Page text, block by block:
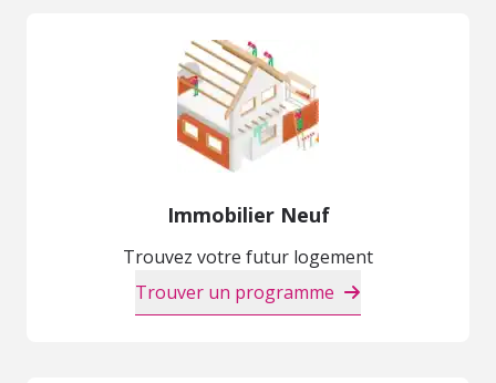
Immobilier Neuf
Trouvez votre futur logement
Trouver un programme